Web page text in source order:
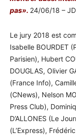
pas». 24/06/18 –
Le jury 2018 est
Isabelle BOURDET
Parisien), Hubert
DOUGLAS, Olivier
(France Info),
(CNews), Nelson
Press Club),
D’ALLONES (Le
(L’Express),